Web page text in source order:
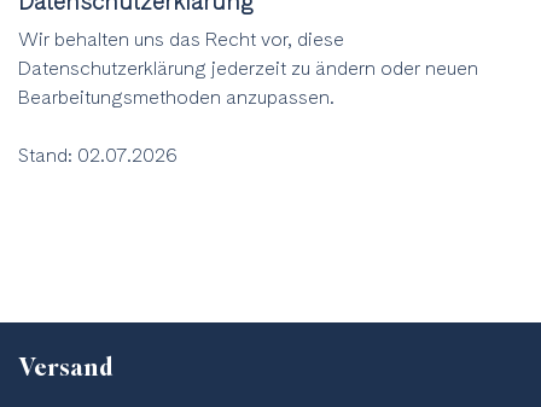
Wir behalten uns das Recht vor, diese
Datenschutzerklärung jederzeit zu ändern oder neuen
Bearbeitungsmethoden anzupassen.
Stand: 02.07.2026
Versand